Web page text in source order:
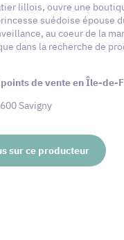
lillois, ouvre une
suédoise épouse
au coeur de la
dans la recherche de
points de vente en Île-de-
Savigny
sur ce producteur